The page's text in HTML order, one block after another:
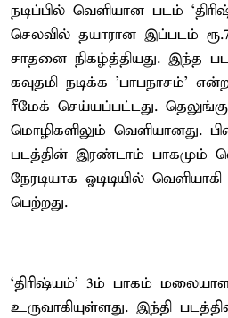
நடிப்பில் வெளியான படம்
செலவில் தயாரான இப்படம்
சாதனை நிகழ்த்தியது. இந்த
கவுதமி நடிக்க 'பாபநாசம்'
ரீமேக் செய்யப்பட்டது.
மொழிகளிலும் வெளியானது.
படத்தின் இரண்டாம் பாகமும்
நேரடியாக ஓடிடியில்
பெற்றது.
‘திரிஷ்யம்’ 3ம் பாகம்
உருவாகியுள்ளது. இந்தி